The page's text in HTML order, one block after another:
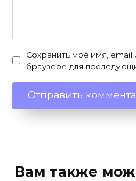
Сохранить моё имя, email
браузере для
Вам также